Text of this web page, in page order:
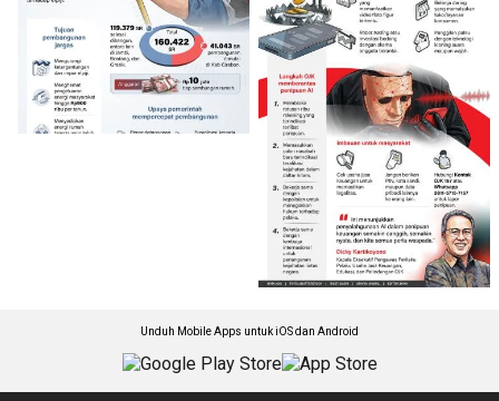
Unduh Mobile Apps untuk iOS dan Android